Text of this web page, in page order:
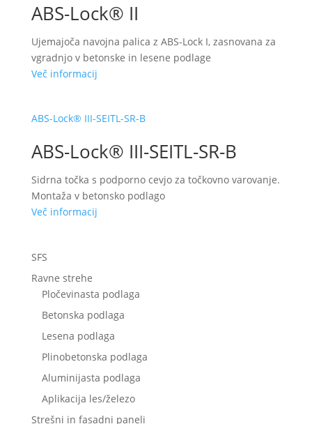
ABS-Lock® II
Ujemajoča navojna palica z ABS-Lock I, zasnovana za
vgradnjo v betonske in lesene podlage
Več informacij
ABS-Lock® III-SEITL-SR-B
ABS-Lock® III-SEITL-SR-B
Sidrna točka s podporno cevjo za točkovno varovanje.
Montaža v betonsko podlago
Več informacij
SFS
Ravne strehe
Pločevinasta podlaga
Betonska podlaga
Lesena podlaga
Plinobetonska podlaga
Aluminijasta podlaga
Aplikacija les/železo
Strešni in fasadni paneli